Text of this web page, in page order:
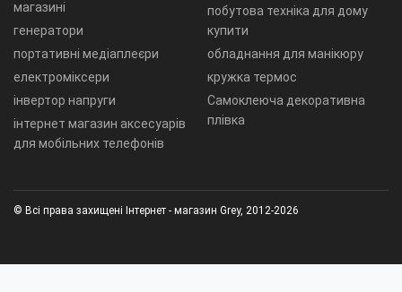
магазині
генератори
портативні медіаплеєри
електроміксери
інвертор напруги
інтернет магазин аксесуарів
для мобільних телефонів
побутова техніка для дому
купити
обладнання для манікюру
кружка термос
Самоклеюча декоративна
плівка
© Всі права захищені Інтернет - магазин Grey, 2012-2026